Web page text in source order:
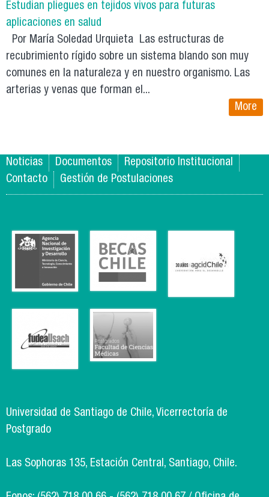
Estudian pliegues en tejidos vivos para futuras
aplicaciones en salud
Por María Soledad Urquieta Las estructuras de
recubrimiento rígido sobre un sistema blando son muy
comunes en la naturaleza y en nuestro organismo. Las
arterias y venas que forman el...
More
Noticias Documentos
Repositorio Institucional
Contacto
Gestión de Postulaciones
Universidad de Santiago de Chile, Vicerrectoría de
Postgrado
Las Sophoras 135, Estación Central, Santiago, Chile.